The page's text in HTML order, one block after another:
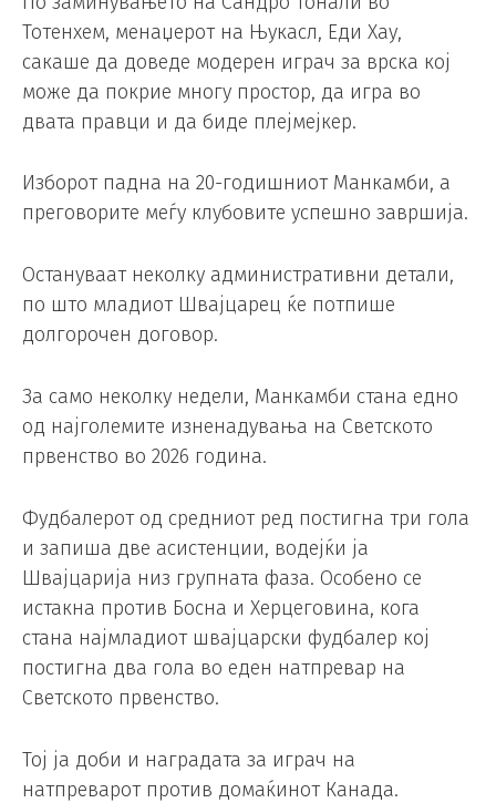
Тотенхем, менаџерот на Њукасл, Еди Хау,
сакаше да доведе модерен играч за врска кој
може да покрие многу простор, да игра во
двата правци и да биде плејмејкер.
Изборот падна на 20-годишниот Манкамби, а
преговорите меѓу клубовите успешно завршија.
Остануваат неколку административни детали,
по што младиот Швајцарец ќе потпише
долгорочен договор.
За само неколку недели, Манкамби стана едно
од најголемите изненадувања на Светското
првенство во 2026 година.
Фудбалерот од средниот ред постигна три гола
и запиша две асистенции, водејќи ја
Швајцарија низ групната фаза. Особено се
истакна против Босна и Херцеговина, кога
стана најмладиот швајцарски фудбалер кој
постигна два гола во еден натпревар на
Светското првенство.
Тој ја доби и наградата за играч на
натпреварот против домаќинот Канада.